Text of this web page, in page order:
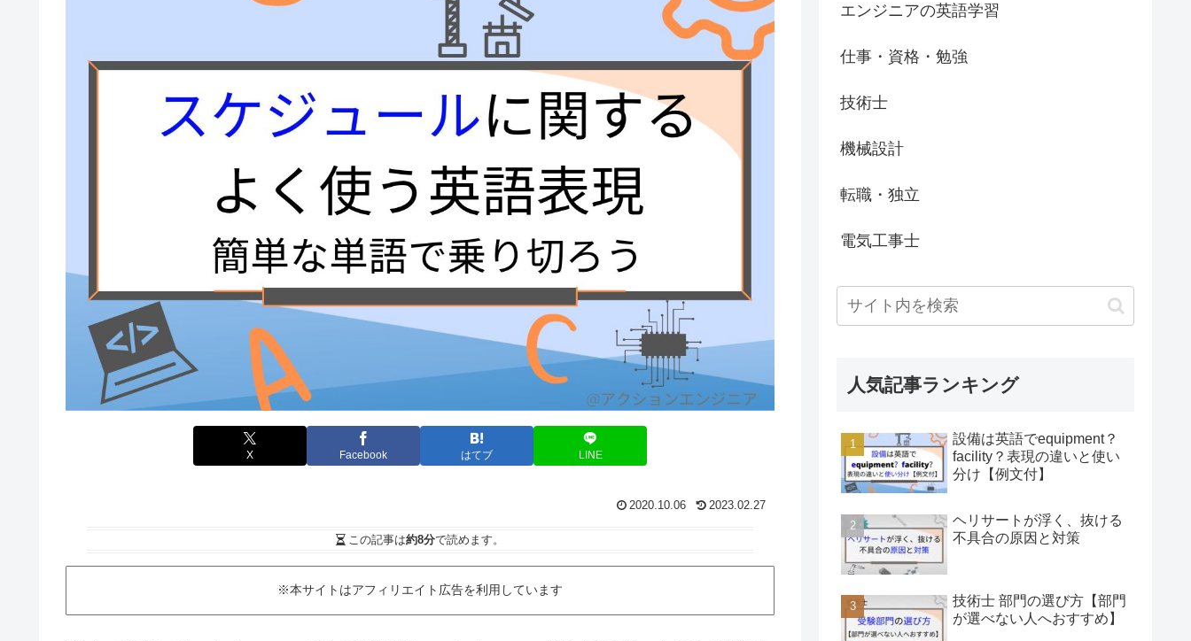
X Facebook はてブ LINE
2020.10.06 2023.02.27
この記事は約8分で読めます。
※本サイトはアフィリエイト広告を利用しています
エンジニアの英語学習
仕事・資格・勉強
技術士
機械設計
転職・独立
電気工事士
人気記事ランキング
設備は英語でequipment？
facility？表現の違いと使い
分け【例文付】
ヘリサートが浮く、抜ける
不具合の原因と対策
技術士 部門の選び方【部門
が選べない人へおすすめ】